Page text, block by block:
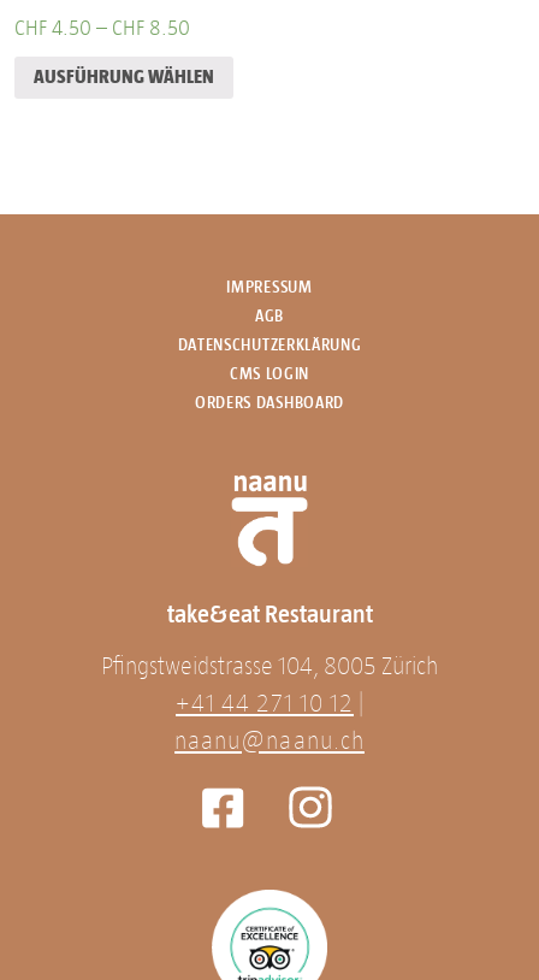
CHF 4.50 – CHF 8.50
AUSFÜHRUNG WÄHLEN
IMPRESSUM
AGB
DATENSCHUTZERKLÄRUNG
CMS LOGIN
ORDERS DASHBOARD
take&eat Restaurant
Pfingstweidstrasse 104, 8005 Zürich
+41 44 271 10 12
naanu@naanu.ch